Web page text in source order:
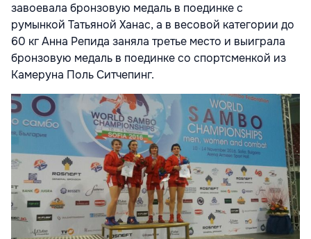
завоевала бронзовую медаль в поединке с
румынкой Татьяной Ханас, а в весовой категории до
60 кгАнна Репида заняла третье место и выиграла
бронзовую медаль в поединке со спортсменкой из
Камеруна Поль Ситчепинг.